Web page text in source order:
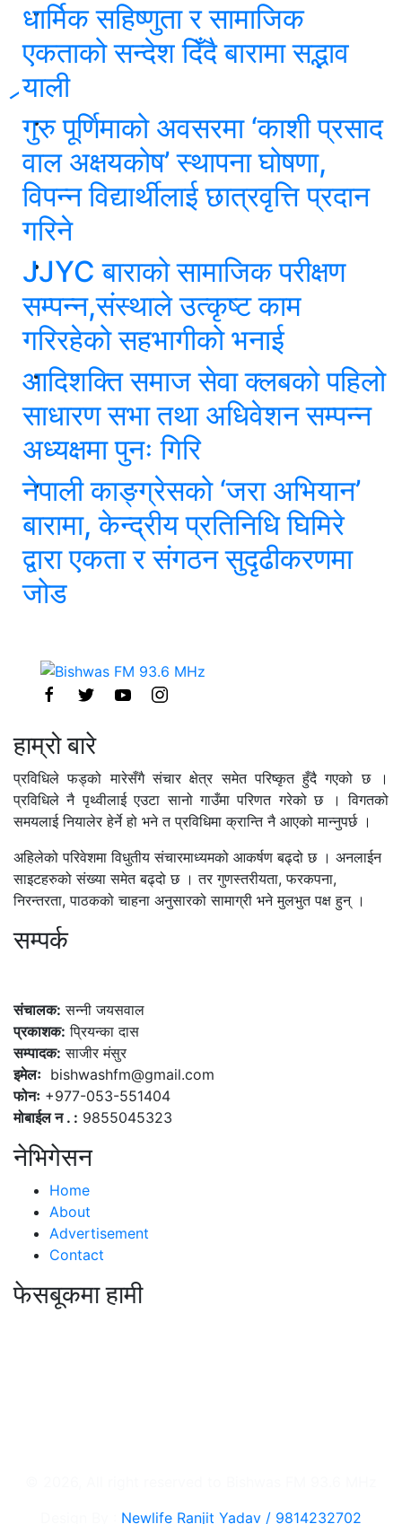
धार्मिक सहिष्णुता र सामाजिक
एकताको सन्देश दिँदै बारामा सद्भाव
र्‍याली
गुरु पूर्णिमाको अवसरमा ‘काशी प्रसाद
वाल अक्षयकोष’ स्थापना घोषणा,
विपन्न विद्यार्थीलाई छात्रवृत्ति प्रदान
गरिने
JJYC बाराको सामाजिक परीक्षण
सम्पन्न,संस्थाले उत्कृष्ट काम
गरिरहेको सहभागीको भनाई
आदिशक्ति समाज सेवा क्लबको पहिलो
साधारण सभा तथा अधिवेशन सम्पन्न
अध्यक्षमा पुनः गिरि
नेपाली काङ्ग्रेसको ‘जरा अभियान’
बारामा, केन्द्रीय प्रतिनिधि घिमिरे
द्वारा एकता र संगठन सुदृढीकरणमा
जोड
हाम्रो बारे
प्रविधिले फड्को मारेसँगै संचार क्षेत्र समेत परिष्कृत हुँदै गएको छ ।
प्रविधिले नै पृथ्वीलाई एउटा सानो गाउँमा परिणत गरेको छ । विगतको
समयलाई नियालेर हेर्ने हो भने त प्रविधिमा क्रान्ति नै आएको मान्नुपर्छ ।
अहिलेको परिवेशमा विधुतीय संचारमाध्यमको आकर्षण बढ्दो छ । अनलाईन
साइटहरुको संख्या समेत बढ्दो छ । तर गुणस्तरीयता, फरकपना,
निरन्तरता, पाठकको चाहना अनुसारको सामाग्री भने मुलभुत पक्ष हुन् ।
सम्पर्क
संचालक: सन्नी जयसवाल
प्रकाशक: प्रियन्का दास
सम्पादक: साजीर मंसुर
इमेलः bishwashfm@gmail.com
फोनः +977-053-551404
मोबाईल न . : 9855045323
नेभिगेसन
Home
About
Advertisement
Contact
फेसबूकमा हामी
Newlife Ranjit Yadav / 9814232702